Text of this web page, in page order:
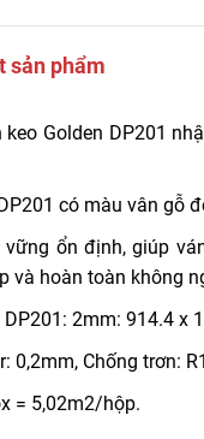
sản phẩm
Golden DP201
có màu vân gỗ
ổn định, giúp
và hoàn toàn không
2mm: 914.4 x
0,2mm, Chống trơn:
= 5,02m2/hộp.